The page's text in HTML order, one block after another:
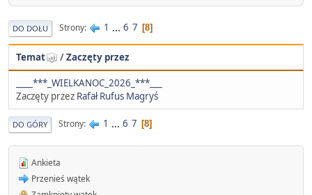
DO DOŁU Strony 1 ... 6 7 8
Temat /Zaczęty przez
____***_WIELKANOC_2026_***___
Zaczęty przez Rafał Rufus Magryś
DO GÓRY Strony 1 ... 6 7 8
Ankieta
Przenieś wątek